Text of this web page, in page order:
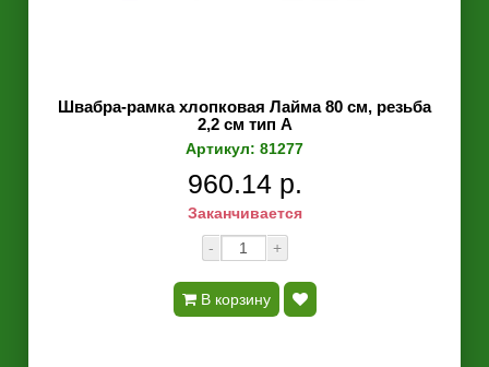
Швабра-рамка хлопковая Лайма 80 см, резьба
2,2 см тип A
Артикул: 81277
960.14 р.
Заканчивается
-
+
В корзину